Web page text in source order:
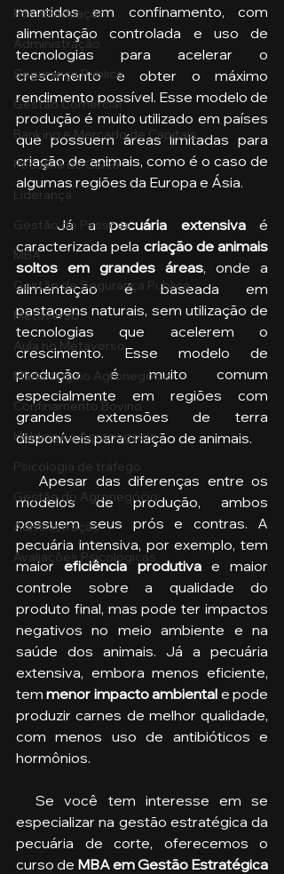
Pós-Graduação
Administração
Segurança Publica
Gestão Comercial
Banking e Mercado de Capitais
Pecuária de Corte
Liderança
Gestão de Pessoas
MBA
Gestão de Segurança Publica
Metaverso
Aula no Metaverso
Marketing no Agronegócio
Confinamento Bovino
Holding no Agronegócio
Psicologia de tráfego
Gestão do Agronegócio
Administração
Avaliações Psicológicas
mantidos em confinamento, com
alimentação controlada e uso de
tecnologias para acelerar o
crescimento e obter o máximo
rendimento possível. Esse modelo de
produção é muito utilizado em países
que possuem áreas limitadas para
criação de animais, como é o caso de
algumas regiões da Europa e Ásia.
   Já a
pecuária extensiva é
caracterizada pela criação de animais
soltos em grandes áreas, onde a
alimentação é baseada em
pastagens naturais, sem utilização de
tecnologias que acelerem o
crescimento. Esse modelo de
produção é muito comum
especialmente em regiões com
grandes extensões de terra
disponíveis para criação de animais.
modelos de produção, ambos
possuem seus prós e contras. A
pecuária intensiva, por exemplo, tem
maior eficiência produtiva e maior
controle sobre a qualidade do
produto final, mas pode ter impactos
negativos no meio ambiente e na
saúde dos animais. Já a pecuária
extensiva, embora menos eficiente,
tem menor impacto ambiental e pode
produzir carnes de melhor qualidade,
com menos uso de antibióticos e
hormônios.
  Se você tem interesse em se
especializar na gestão estratégica da
pecuária de corte, oferecemos o
curso de MBA em Gestão Estratégica